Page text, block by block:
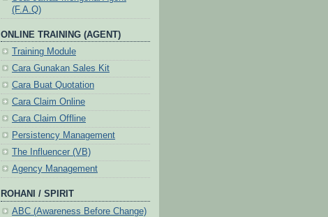
(F.A.Q)
ONLINE TRAINING (AGENT)
Training Module
Cara Gunakan Sales Kit
Cara Buat Quotation
Cara Claim Online
Cara Claim Offline
Persistency Management
The Influencer (VB)
Agency Management
ROHANI / SPIRIT
ABC (Awareness Before Change)